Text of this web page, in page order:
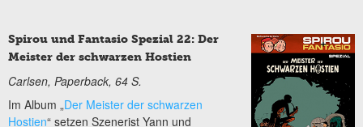
Spirou und Fantasio Spezial 22: Der
Meister der schwarzen Hostien
Carlsen, Paperback, 64 S.
Im Album „Der Meister der schwarzen
Hostien“ setzen Szenerist Yann und